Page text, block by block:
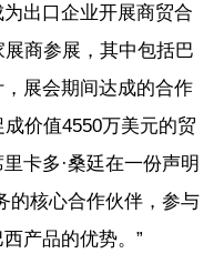
出口企业开展商贸合
商参展，其中包括巴
展会期间达成的合作
价值4550万美元的贸
卡多·桑廷在一份声明
的核心合作伙伴，参与
产品的优势。”